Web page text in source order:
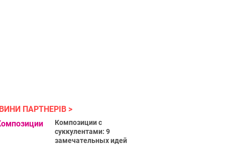
ПАРТНЕРІВ
Композиции с
суккулентами: 9
замечательных идей